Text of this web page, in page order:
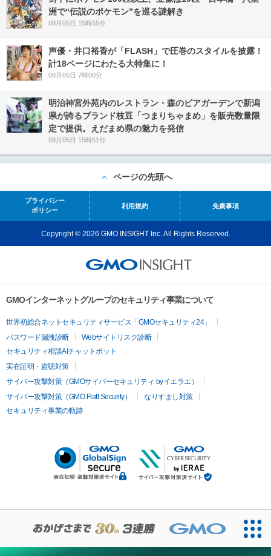
洲で“伝説のポケモン”を巡る謎解き
08月05日 15時55分
声優・井口裕香が「FLASH」で圧巻のスタイルを披露！
計18ページにわたる大特集に！
08月05日 7時00分
明治神宮外苑内のレストラン・森のビアガーデンで新潟
県が誇るブランド枝豆「つまりちゃまめ」を販売数量限
定で提供。えだまめ県の魅力を発信
08月05日 15時51分
ページの先頭へ
プライバシー
ポリシー
利用規約 免責事項
Copyright © 2026 GMO INSIGHT Inc. All Rights Reserved.
GMOインターネットグループのセキュリティ事業について
世界初総合ネットセキュリティサービス「GMOセキュリティ24」
パスワード漏洩診断
Webサイトリスク診断
セキュリティ相談AIチャットボット
実在証明・盗聴対策
サイバー攻撃対策（GMOサイバーセキュリティ byイエラエ）
サイバー攻撃対策（GMO Flatt Security）
なりすまし対策
セキュリティ事業の軌跡